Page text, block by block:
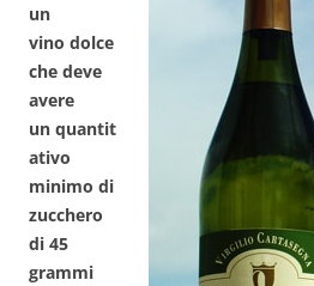
un
vino dolce
che deve
avere
un quantit
ativo
minimo di
zucchero
di 45
grammi